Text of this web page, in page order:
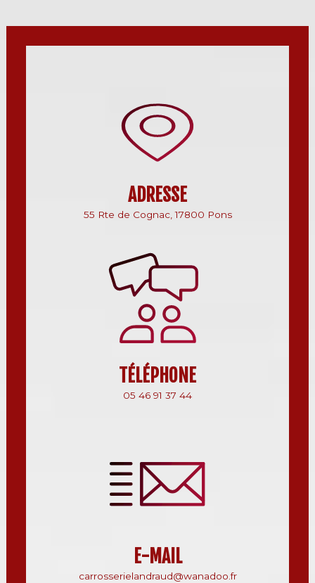
ADRESSE
55 Rte de Cognac, 17800 Pons
TÉLÉPHONE
05 46 91 37 44
E-MAIL
carrosserielandraud@wanadoo.fr